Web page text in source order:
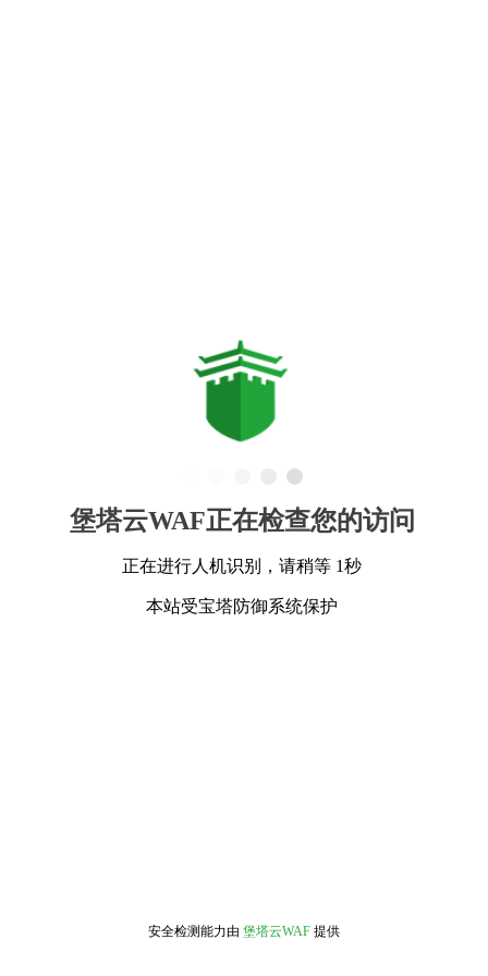
堡塔云WAF正在检查您的访问
正在进行人机识别，请稍等 1秒
本站受宝塔防御系统保护
安全检测能力由 堡塔云WAF 提供